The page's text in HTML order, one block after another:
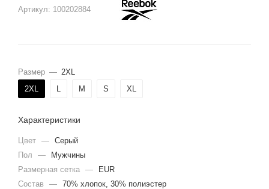
Артикул: 100202884
Размер — 2XL
2XL
L M S XL
Характеристики
Цвет — Серый
Пол
—
Мужчины
Размерная сетка —
EUR
Состав
— 70% хлопок, 30% полиэстер